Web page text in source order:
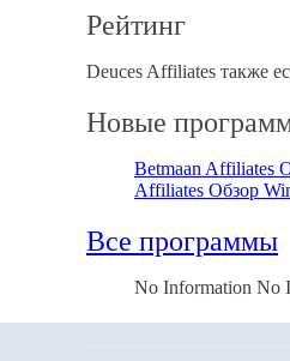
Рейтинг
Deuces Affiliates также
Новые
Betmaan Affiliates
Affiliates Обзор
Все программы
No Information No